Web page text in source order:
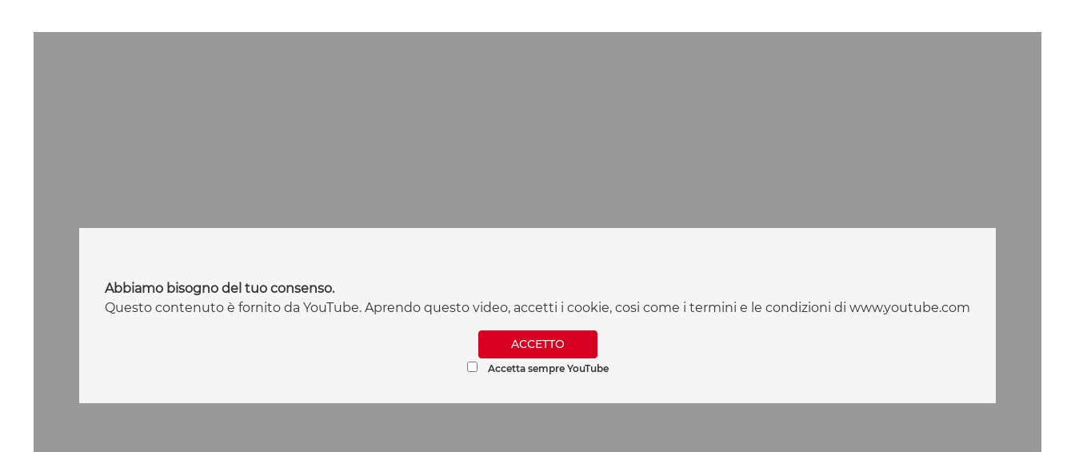
Abbiamo bisogno del tuo consenso.
Questo contenuto è fornito da YouTube. Aprendo questo video, accetti i cookie, cosi come i termini e le condizioni di www.youtube.com
ACCETTO
Accetta sempre YouTube